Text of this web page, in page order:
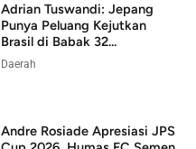
Adrian Tuswandi: Jepang
Punya Peluang Kejutkan
Brasil di Babak 32...
Daerah
Andre Rosiade Apresiasi JPS